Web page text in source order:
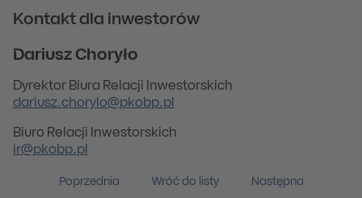
Kontakt dla inwestorów
Dariusz Choryło
Dyrektor Biura Relacji Inwestorskich
dariusz.chorylo@pkobp.pl
Biuro Relacji Inwestorskich
ir@pkobp.pl
Poprzednia Wróć do listy Następna